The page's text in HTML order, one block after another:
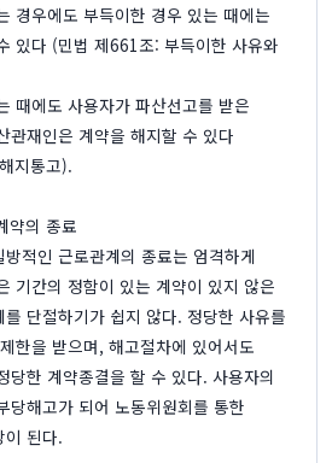
경우에도 부득이한 경우 있는 때에는
있다 (민법 제661조: 부득이한 사유와
때에도 사용자가 파산선고를 받은
관재인은 계약을 해지할 수 있다
지통고).
약의 종료
적인 근로관계의 종료는 엄격하게
기간의 정함이 있는 계약이 있지 않은
단절하기가 쉽지 않다. 정당한 사유를
한을 받으며, 해고절차에 있어서도
당한 계약종결을 할 수 있다. 사용자의
당해고가 되어 노동위원회를 통한
이 된다.